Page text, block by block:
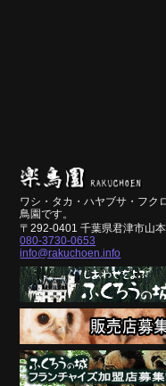
ワシ・タカ・ハヤブサ・フク
鳥園です。
〒292-0401 千葉県君津市山
080-3730-0653
info@rakuchoen.info